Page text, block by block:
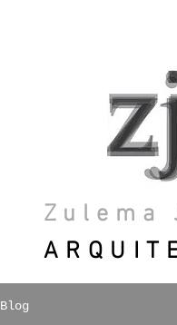
Zulema
Blog